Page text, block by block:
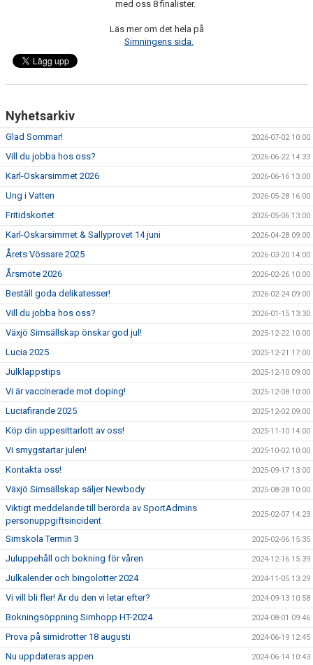
med oss 8 finalister.
Läs mer om det hela på
Simningens sida.
Nyhetsarkiv
Glad Sommar! 2026-07-02 10:00
Vill du jobba hos oss? 2026-06-22 14:33
Karl-Oskarsimmet 2026 2026-06-16 13:00
Ung i Vatten 2026-05-28 16:00
Fritidskortet 2026-05-06 13:00
Karl-Oskarsimmet & Sallyprovet 14 juni 2026-04-28 09:00
Årets Vössare 2025 2026-03-20 14:00
Årsmöte 2026 2026-02-26 10:00
Beställ goda delikatesser! 2026-02-24 09:00
Vill du jobba hos oss? 2026-01-15 13:30
Växjö Simsällskap önskar god jul! 2025-12-22 10:00
Lucia 2025 2025-12-21 17:00
Julklappstips 2025-12-10 09:00
Vi är vaccinerade mot doping! 2025-12-08 10:00
Luciafirande 2025 2025-12-02 09:00
Köp din uppesittarlott av oss! 2025-11-10 14:00
Vi smygstartar julen! 2025-10-02 10:00
Kontakta oss! 2025-09-17 13:00
Växjö Simsällskap säljer Newbody 2025-08-28 10:00
Viktigt meddelande till berörda av SportAdmins
personuppgiftsincident
2025-02-07 14:23
Simskola Termin 3 2025-02-06 15:35
Juluppehåll och bokning för våren 2024-12-16 15:39
Julkalender och bingolotter 2024 2024-11-05 13:29
Vi vill bli fler! Är du den vi letar efter? 2024-09-13 10:58
Bokningsöppning Simhopp HT-2024 2024-08-01 09:46
Prova på simidrotter 18 augusti 2024-06-19 12:45
Nu uppdateras appen 2024-06-14 10:43